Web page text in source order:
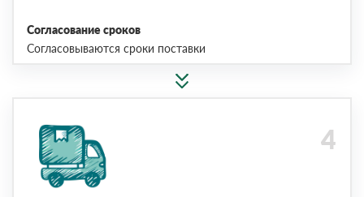
Согласование сроков
Согласовываются сроки поставки